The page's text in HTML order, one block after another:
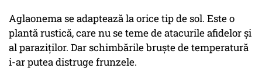
Aglaonema se adaptează la orice tip de sol. Este o
plantă rustică, care nu se teme de atacurile afidelor și
al paraziților. Dar schimbările bruște de temperatură
i-ar putea distruge frunzele.